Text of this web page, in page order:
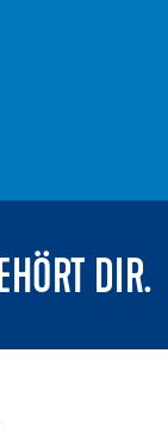
DIR.